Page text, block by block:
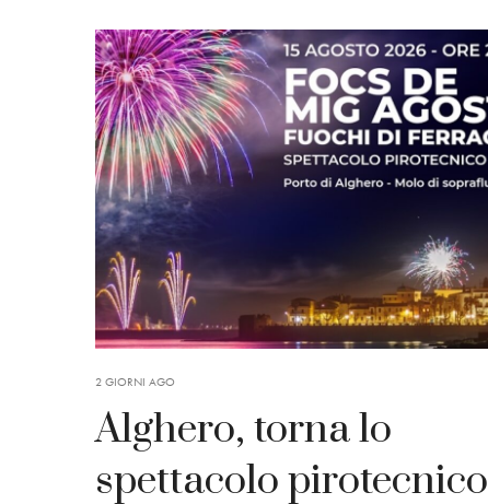
2 GIORNI AGO
Alghero, torna lo
spettacolo pirotecnico